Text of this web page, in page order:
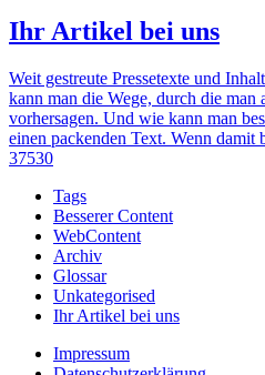
Ihr Artikel bei uns
Weit gestreute Pressetexte und
kann man die Wege, durch die man
vorhersagen. Und wie kann man
einen packenden Text. Wenn
37530
Tags
Besserer Content
WebContent
Archiv
Glossar
Unkategorised
Ihr Artikel bei uns
Impressum